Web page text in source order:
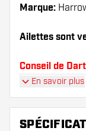
Marque:
Ailettes sont
Conseil de
et de tiges.
cassés à
En savoir plus